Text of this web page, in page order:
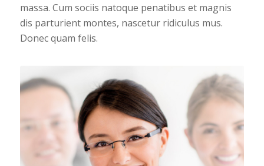
massa. Cum sociis natoque penatibus et magnis
dis parturient montes, nascetur ridiculus mus.
Donec quam felis.